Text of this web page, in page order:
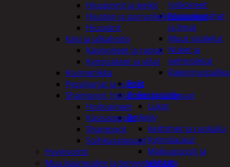
työkoneet
Muovailuvahat
ja limat
Muut sisälelut
Nuket ja
pehmolelut
Pelit
Polkupyöräily
Lukot
Retkeily
Keittimet ja ruokailu
Kylmälaukut
Makuupussit ja
alustat
Hiuspinnit ja lenkit
Hiusten ja parranleikkuukoneet
Hiusvärit
Käsi ja jalkahoito
Käsivoiteet ja rasvat
Kynsisakset ja viilat
Kosmetiikka
Pesuharjat ja -sienet
Shampoot, hoitaineet ja saippuat
Hoitoaineet
Käsisaippuat
Shampoot
Suihkusaippuat
Hyvinvointi
Muu kauneuden ja terveydenhoito